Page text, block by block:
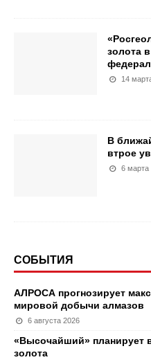
золота
14
В
втрое
6 марта
СОБЫТИЯ
АЛРОСА прогнозирует
мировой добычи алмазов
6 августа 2026
«Высочайший» планирует
золота